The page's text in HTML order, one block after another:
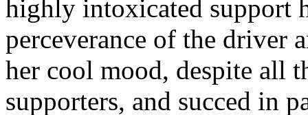
highly intoxicated support
perceverance of the driver
her cool mood, despite all
supporters, and succed in